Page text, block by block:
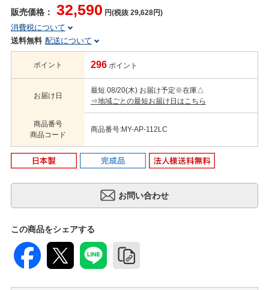
販売価格： 32,590 円(税抜 29,628円)
消費税について
送料無料 配送について
ポイント 296 ポイント
お届け日
最短 08/20(木) お届け予定※在庫△
⇒地域ごとの最短お届け日はこちら
商品番号
商品コード
商品番号:MY-AP-112LC
この商品をシェアする